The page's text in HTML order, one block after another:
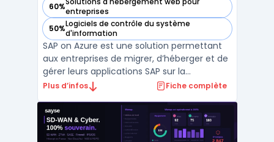
60%entreprises
— voir SAP on Azure dans cette catégorie
50%Logiciels de contrôle du système
d'information
— voir SAP on Azure dans cette catégorie
SAP on Azure est une solution permettant
aux entreprises de migrer, d’héberger et de
gérer leurs applications SAP sur la
plateforme Microsoft Azure. Cette offre
avec la scalabilité et la performance du
cloud Azure, permettant aux organisations
d'optimiser leur ...
Plus d’infos Fiche complète